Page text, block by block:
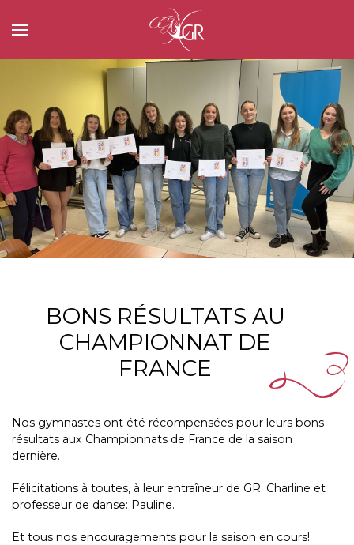
BONS RÉSULTATS AU
CHAMPIONNAT DE
FRANCE
Nos gymnastes ont été récompensées pour leurs bons
résultats aux Championnats de France de la saison
dernière.
Félicitations à toutes, à leur entraîneur de GR: Charline et
professeur de danse: Pauline.
Et tous nos encouragements pour la saison en cours!